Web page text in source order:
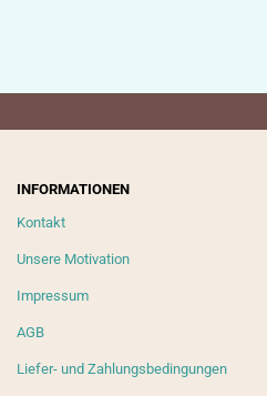
INFORMATIONEN
Kontakt
Unsere Motivation
Impressum
AGB
Liefer- und Zahlungsbedingungen